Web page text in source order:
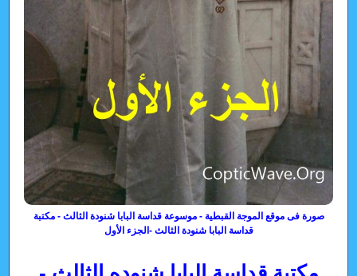
صورة فى موقع الموجة القبطية - موسوعة قداسة البابا شنودة الثالث - مكتبة
قداسة البابا شنودة الثالث -الجزء الأول